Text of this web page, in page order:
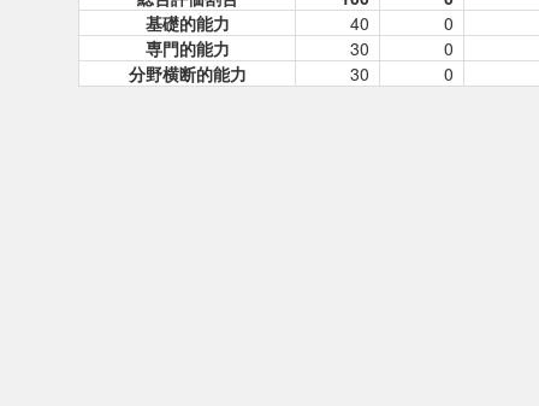
基礎的能力
40
0
専門的能力
30
0
分野横断的能力
30 0